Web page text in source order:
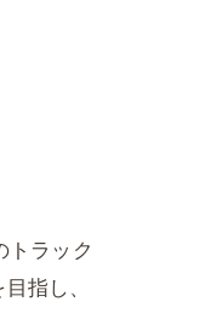
トラック
指し、